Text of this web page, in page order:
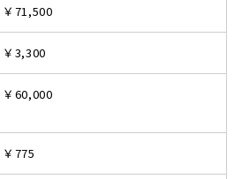
￥71,500
￥3,300
￥60,000
￥775